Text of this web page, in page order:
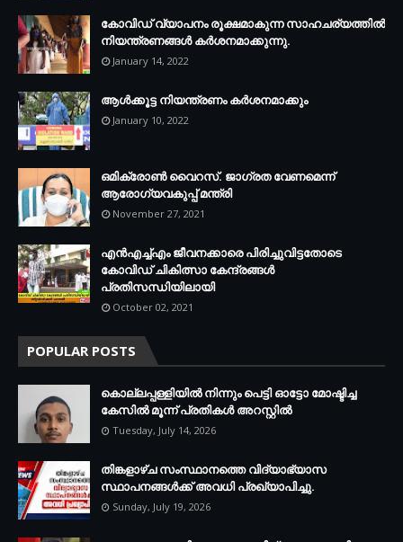
കോവിഡ് വ്യാപനം രൂക്ഷമാകുന്ന സാഹചര്യത്തില്‍
നിയന്ത്രണങ്ങള്‍ കര്‍ശനമാക്കുന്നു.
January 14, 2022
ആള്‍ക്കൂട്ട നിയന്ത്രണം കര്‍ശനമാക്കും
January 10, 2022
ഒമിക്രോണ്‍ വൈറസ്. ജാഗ്രത വേണമെന്ന്
ആരോഗ്യവകുപ്പ് മന്ത്രി
November 27, 2021
എന്‍എച്ച്എം ജീവനക്കാരെ പിരിച്ചുവിട്ടതോടെ
കോവിഡ് ചികിത്സാ കേന്ദ്രങ്ങള്‍
പ്രതിസന്ധിയിലായി
October 02, 2021
POPULAR POSTS
കൊല്ലപ്പള്ളിയില്‍ നിന്നും പെട്ടി ഓട്ടോ മോഷ്ടിച്ച
കേസില്‍ മൂന്ന് പ്രതികള്‍ അറസ്റ്റില്‍
Tuesday, July 14, 2026
തിങ്കളാഴ്ച സംസ്ഥാനത്തെ വിദ്യാഭ്യാസ
സ്ഥാപനങ്ങള്‍ക്ക് അവധി പ്രഖ്യാപിച്ചു.
Sunday, July 19, 2026